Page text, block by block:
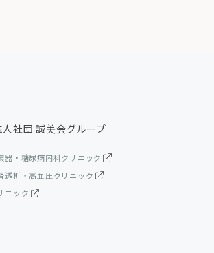
人社団 誠美会グループ
器・糖尿病内科クリニック
透析・高血圧クリニック
ニック